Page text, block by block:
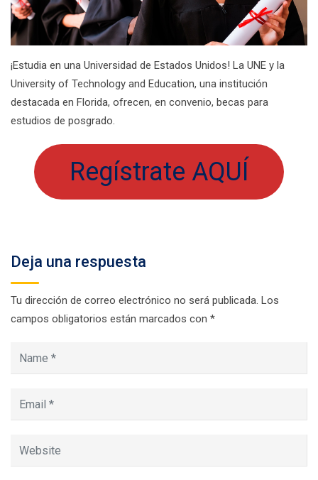
¡Estudia en una Universidad de Estados Unidos! La UNE y la
University of Technology and Education, una institución
destacada en Florida, ofrecen, en convenio, becas para
estudios de posgrado.
Regístrate AQUÍ
Deja una respuesta
Tu dirección de correo electrónico no será publicada. Los
campos obligatorios están marcados con *